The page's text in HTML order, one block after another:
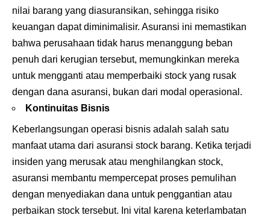
nilai barang yang diasuransikan, sehingga risiko
keuangan dapat diminimalisir. Asuransi ini memastikan
bahwa perusahaan tidak harus menanggung beban
penuh dari kerugian tersebut, memungkinkan mereka
untuk mengganti atau memperbaiki stock yang rusak
dengan dana asuransi, bukan dari modal operasional.
Kontinuitas Bisnis
Keberlangsungan operasi bisnis adalah salah satu
manfaat utama dari asuransi stock barang. Ketika terjadi
insiden yang merusak atau menghilangkan stock,
asuransi membantu mempercepat proses pemulihan
dengan menyediakan dana untuk penggantian atau
perbaikan stock tersebut. Ini vital karena keterlambatan